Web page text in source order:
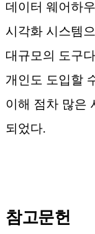
데이터 웨어하
시각화 시스템
대규모의 도구
개인도 도입할
이해 점차 많은
되었다.
참고문헌